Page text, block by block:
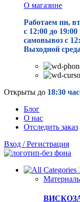
О магазине
Работаем пн,
с 12:00 до 19:00
самовывоз с
Выходной
Открыты до 18:30
Блог
О нас
Отследить заказ
Вход / Регистрация